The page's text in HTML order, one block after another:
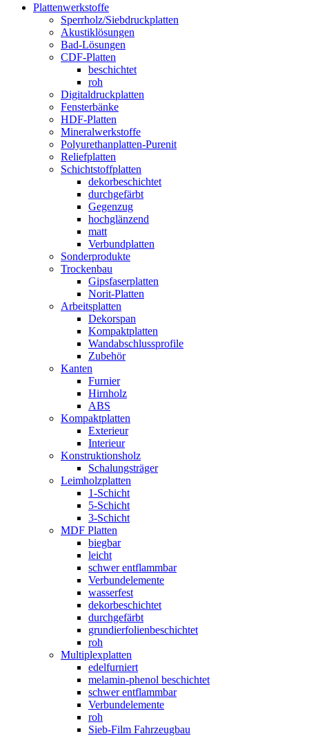
Plattenwerkstoffe
Sperrholz/Siebdruckplatten
Akustiklösungen
Bad-Lösungen
CDF-Platten
beschichtet
roh
Digitaldruckplatten
Fensterbänke
HDF-Platten
Mineralwerkstoffe
Polyurethanplatten-Purenit
Reliefplatten
Schichtstoffplatten
dekorbeschichtet
durchgefärbt
Gegenzug
hochglänzend
matt
Verbundplatten
Sonderprodukte
Trockenbau
Gipsfaserplatten
Norit-Platten
Arbeitsplatten
Dekorspan
Kompaktplatten
Wandabschlussprofile
Zubehör
Kanten
Furnier
Hirnholz
ABS
Kompaktplatten
Exterieur
Interieur
Konstruktionsholz
Schalungsträger
Leimholzplatten
1-Schicht
5-Schicht
3-Schicht
MDF Platten
biegbar
leicht
schwer entflammbar
Verbundelemente
wasserfest
dekorbeschichtet
durchgefärbt
grundierfolienbeschichtet
roh
Multiplexplatten
edelfurniert
melamin-phenol beschichtet
schwer entflammbar
Verbundelemente
roh
Sieb-Film Fahrzeugbau